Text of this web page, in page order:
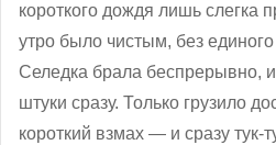
короткого дождя лишь слегка
утро было чистым, без
Селедка брала беспрерывно,
штуки сразу. Только грузило
короткий взмах — и сразу